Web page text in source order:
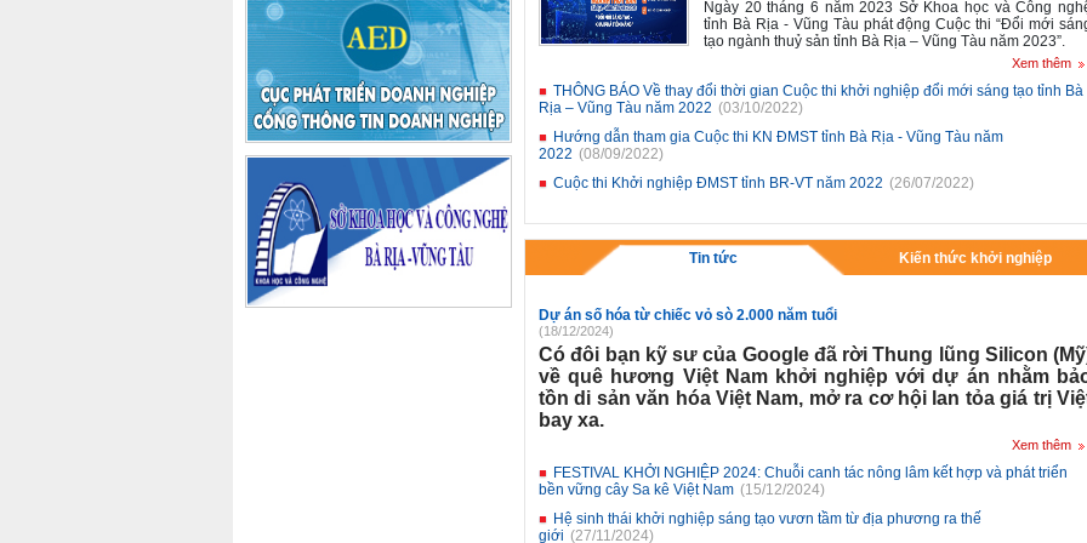
Ngày 20 tháng 6 năm 2023 Sở Khoa học và Công
tỉnh Bà Rịa - Vũng Tàu phát động Cuộc thi“Đổi mới
tạo ngành thuỷ sản tỉnh Bà Rịa – Vũng Tàu năm 2023”.
Xem thêm
THÔNG BÁO Về thay đổi thời gian Cuộc thi khởi nghiệp đổi mới sáng tạo tỉnh Bà
Rịa – Vũng Tàu năm 2022 (03/10/2022)
Hướng dẫn tham gia Cuộc thi KN ĐMST tỉnh Bà Rịa - Vũng Tàu năm
2022 (08/09/2022)
Cuộc thi Khởi nghiệp ĐMST tỉnh BR-VT năm 2022 (26/07/2022)
Tin tức Kiến thức khởi nghiệp
Dự án số hóa từ chiếc vỏ sò 2.000 năm tuổi
(18/12/2024)
Có đôi bạn kỹ sư của Google đã rời Thung lũng Silicon
về quê hương Việt Nam khởi nghiệp với dự án nhằm
tồn di sản văn hóa Việt Nam, mở ra cơ hội lan tỏa giá trị
bay xa.
Xem thêm
FESTIVAL KHỞI NGHIỆP 2024: Chuỗi canh tác nông lâm kết hợp và phát triển
bền vững cây Sa kê Việt Nam (15/12/2024)
Hệ sinh thái khởi nghiệp sáng tạo vươn tầm từ địa phương ra thế
giới (27/11/2024)